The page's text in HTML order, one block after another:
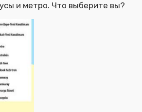
и метро. Что выберите вы?